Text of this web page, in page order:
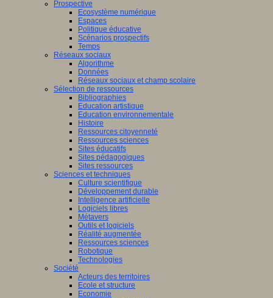
Prospective
Ecosystème numérique
Espaces
Politique éducative
Scénarios prospectifs
Temps
Réseaux sociaux
Algorithme
Données
Réseaux sociaux et champ scolaire
Sélection de ressources
Bibliographies
Education artistique
Education environnementale
Histoire
Ressources citoyenneté
Ressources sciences
Sites éducatifs
Sites pédagogiques
Sites ressources
Sciences et techniques
Culture scientifique
Développement durable
Intelligence artificielle
Logiciels libres
Métavers
Outils et logiciels
Réalité augmentée
Ressources sciences
Robotique
Technologies
Société
Acteurs des territoires
Ecole et structure
Economie